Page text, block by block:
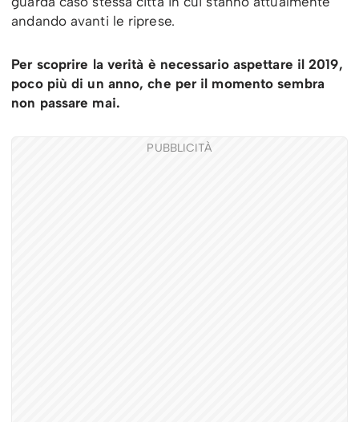
andando avanti le riprese.
Per scoprire la verità è necessario aspettare il 2019,
poco più di un anno, che per il momento sembra
non passare mai.
PUBBLICITÀ